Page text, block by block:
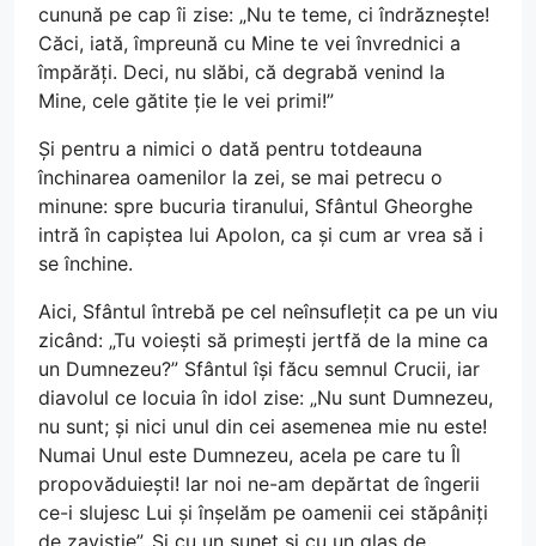
cunună pe cap îi zise: „Nu te teme, ci îndrăznește!
Căci, iată, împreună cu Mine te vei învrednici a
împărăți. Deci, nu slăbi, că degrabă venind la
Mine, cele gătite ție le vei primi!”
Și pentru a nimici o dată pentru totdeauna
închinarea oamenilor la zei, se mai petrecu o
minune: spre bucuria tiranului, Sfântul Gheorghe
intră în capiștea lui Apolon, ca și cum ar vrea să i
se închine.
Aici, Sfântul întrebă pe cel neînsuflețit ca pe un viu
zicând: „Tu voiești să primești jertfă de la mine ca
un Dumnezeu?” Sfântul își făcu semnul Crucii, iar
diavolul ce locuia în idol zise: „Nu sunt Dumnezeu,
nu sunt; și nici unul din cei asemenea mie nu este!
Numai Unul este Dumnezeu, acela pe care tu Îl
propovăduiești! Iar noi ne-am depărtat de îngerii
ce-i slujesc Lui și înșelăm pe oamenii cei stăpâniți
de zavistie”. Și cu un sunet și cu un glas de